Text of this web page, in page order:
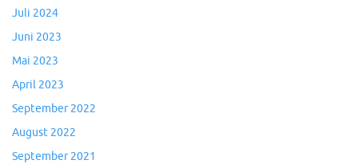
Juli 2024
Juni 2023
Mai 2023
April 2023
September 2022
August 2022
September 2021